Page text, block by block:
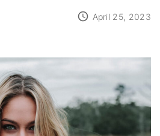
April 25, 2023